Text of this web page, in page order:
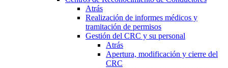
Atrás
Realización de informes médicos y
tramitación de permisos
Gestión del CRC y su personal
Atrás
Apertura, modificación y cierre del
CRC